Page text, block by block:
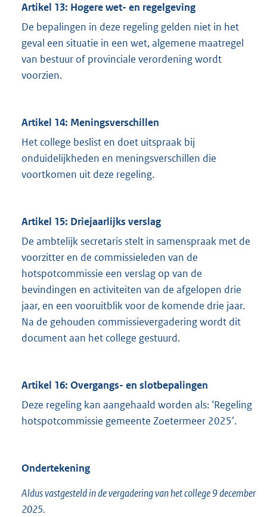
Artikel 13: Hogere wet- en regelgeving
De bepalingen in deze regeling gelden niet in het
geval een situatie in een wet, algemene maatregel
van bestuur of provinciale verordening wordt
voorzien.
Artikel 14: Meningsverschillen
Het college beslist en doet uitspraak bij
onduidelijkheden en meningsverschillen die
voortkomen uit deze regeling.
Artikel 15: Driejaarlijks verslag
De ambtelijk secretaris stelt in samenspraak met de
voorzitter en de commissieleden van de
hotspotcommissie een verslag op van de
bevindingen en activiteiten van de afgelopen drie
jaar, en een vooruitblik voor de komende drie jaar.
Na de gehouden commissievergadering wordt dit
document aan het college gestuurd.
Artikel 16: Overgangs- en slotbepalingen
Deze regeling kan aangehaald worden als: ‘Regeling
hotspotcommissie gemeente Zoetermeer 2025’.
Ondertekening
Aldus vastgesteld in de vergadering van het college 9 december
2025.